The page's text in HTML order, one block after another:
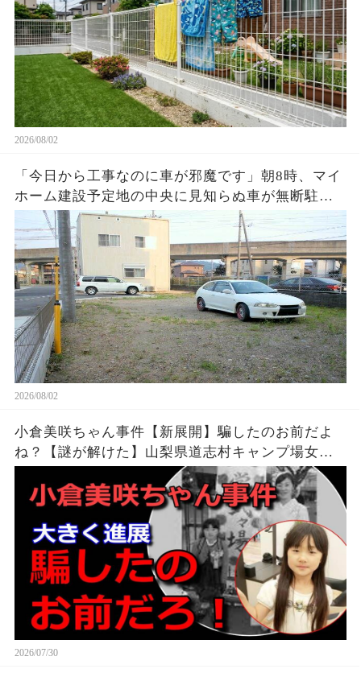
2026/08/02
「今日から工事なのに車が邪魔です」朝8時、マイ
ホーム建設予定地の中央に見知らぬ車が無断駐
車…警察が見守る中、業者がショベルカーで周囲
を掘り始めると…
2026/08/02
小倉美咲ちゃん事件【新展開】騙したのお前だよ
ね？【謎が解けた】山梨県道志村キャンプ場女児
2026/07/30